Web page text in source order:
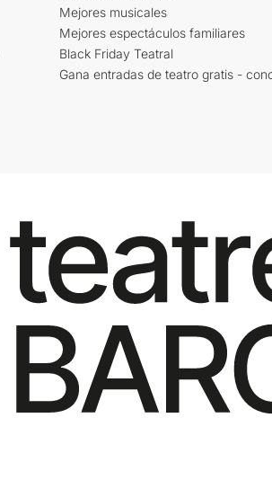
Mejores musicales
Mejores espectáculos familiares
Black Friday Teatral
Gana entradas de teatro gratis -